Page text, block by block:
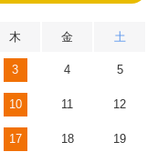
木 金 土
3 4 5
10 11 12
17 18 19